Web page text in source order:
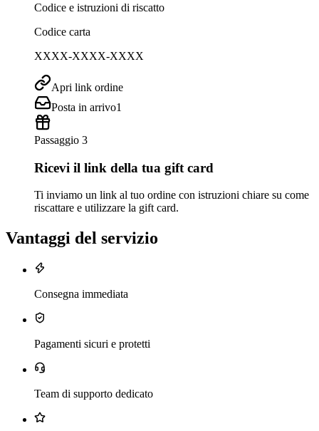
Codice e istruzioni di riscatto
Codice carta
XXXX-XXXX-XXXX
Apri link ordine
Posta in arrivo1
Passaggio 3
Ricevi il link della tua gift card
Ti inviamo un link al tuo ordine con istruzioni chiare su come
riscattare e utilizzare la gift card.
Vantaggi del servizio
Consegna immediata
Pagamenti sicuri e protetti
Team di supporto dedicato